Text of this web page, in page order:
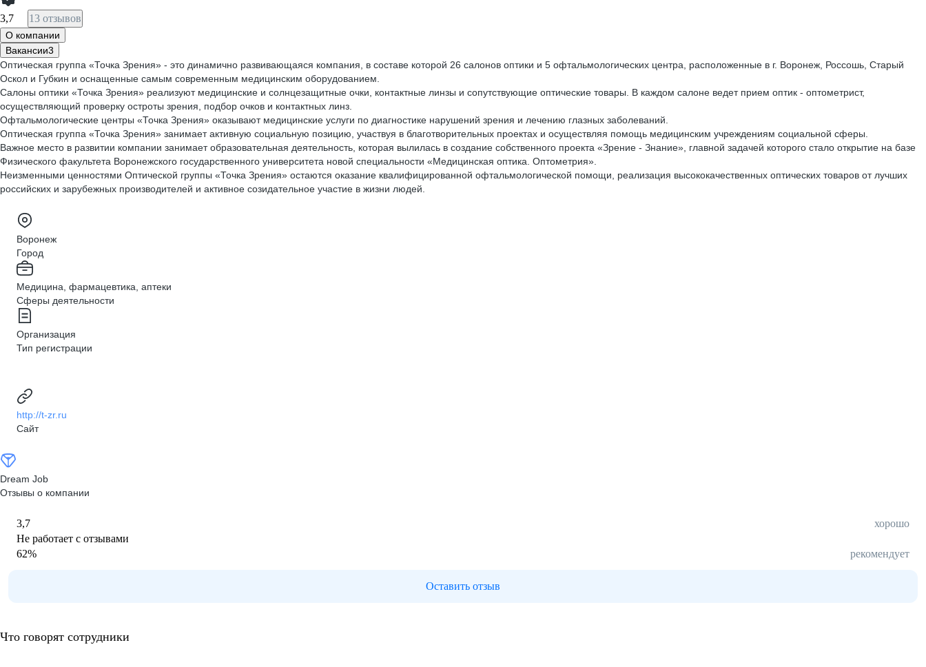
3,7 13 отзывов
О компании
Вакансии3
Оптическая группа «Точка Зрения» - это динамично развивающаяся компания, в составе которой 26 салонов оптики и 5 офтальмологических центра, расположенные в г. Воронеж, Россошь, Старый
Оскол и Губкин и оснащенные самым современным медицинским оборудованием.
Салоны оптики «Точка Зрения» реализуют медицинские и солнцезащитные очки, контактные линзы и сопутствующие оптические товары. В каждом салоне ведет прием оптик - оптометрист,
осуществляющий проверку остроты зрения, подбор очков и контактных линз.
Офтальмологические центры «Точка Зрения» оказывают медицинские услуги по диагностике нарушений зрения и лечению глазных заболеваний.
Оптическая группа «Точка Зрения» занимает активную социальную позицию, участвуя в благотворительных проектах и осуществляя помощь медицинским учреждениям социальной сферы.
Важное место в развитии компании занимает образовательная деятельность, которая вылилась в создание собственного проекта «Зрение - Знание», главной задачей которого стало открытие на базе
Физического факультета Воронежского государственного университета новой специальности «Медицинская оптика. Оптометрия».
Неизменными ценностями Оптической группы «Точка Зрения» остаются оказание квалифицированной офтальмологической помощи, реализация высококачественных оптических товаров от лучших
российских и зарубежных производителей и активное созидательное участие в жизни людей.
Воронеж
Город
Медицина, фармацевтика, аптеки
Сферы деятельности
Организация
Тип регистрации
http://t-zr.ru
Сайт
Dream Job
Отзывы о компании
3,7
хорошо
Не работает с отзывами
62% рекомендует
Оставить отзыв
Что говорят сотрудники